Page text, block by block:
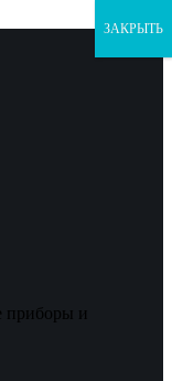
приборы и
ЗАКРЫТЬ